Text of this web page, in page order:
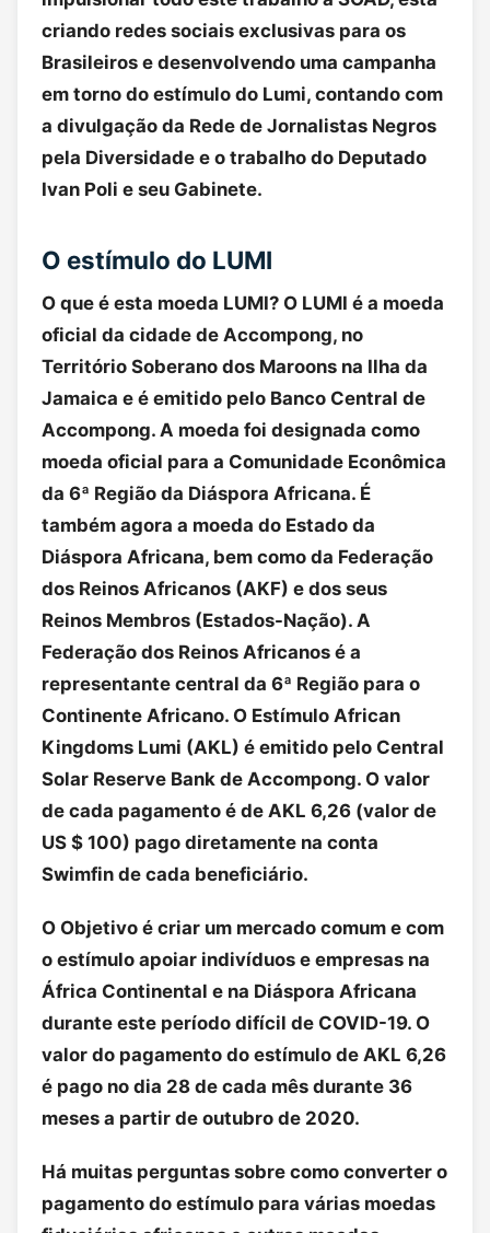
criando redes sociais exclusivas para os
Brasileiros e desenvolvendo uma campanha
em torno do estímulo do Lumi, contando com
a divulgação da Rede de Jornalistas Negros
pela Diversidade e o trabalho do Deputado
Ivan Poli e seu Gabinete.
O estímulo do LUMI
O que é esta moeda LUMI? O LUMI é a moeda
oficial da cidade de Accompong, no
Território Soberano dos Maroons na Ilha da
Jamaica e é emitido pelo Banco Central de
Accompong. A moeda foi designada como
moeda oficial para a Comunidade Econômica
da 6ª Região da Diáspora Africana. É
também agora a moeda do Estado da
Diáspora Africana, bem como da Federação
dos Reinos Africanos (AKF) e dos seus
Reinos Membros (Estados-Nação). A
Federação dos Reinos Africanos é a
representante central da 6ª Região para o
Continente Africano. O Estímulo African
Kingdoms Lumi (AKL) é emitido pelo Central
Solar Reserve Bank de Accompong. O valor
de cada pagamento é de AKL 6,26 (valor de
US $ 100) pago diretamente na conta
Swimfin de cada beneficiário.
O Objetivo é criar um mercado comum e com
o estímulo apoiar indivíduos e empresas na
África Continental e na Diáspora Africana
durante este período difícil de COVID-19. O
valor do pagamento do estímulo de AKL 6,26
é pago no dia 28 de cada mês durante 36
meses a partir de outubro de 2020.
Há muitas perguntas sobre como converter o
pagamento do estímulo para várias moedas